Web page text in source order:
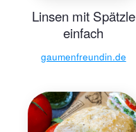
Linsen mit Spätzle
einfach
gaumenfreundin.de